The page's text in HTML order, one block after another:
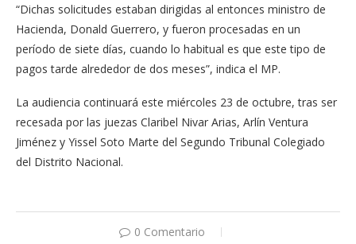
“Dichas solicitudes estaban dirigidas al entonces ministro de
Hacienda, Donald Guerrero, y fueron procesadas en un
período de siete días, cuando lo habitual es que este tipo de
pagos tarde alrededor de dos meses”, indica el MP.
La audiencia continuará este miércoles 23 de octubre, tras ser
recesada por las juezas Claribel Nivar Arias, Arlín Ventura
Jiménez y Yissel Soto Marte del Segundo Tribunal Colegiado
del Distrito Nacional.
0 Comentario